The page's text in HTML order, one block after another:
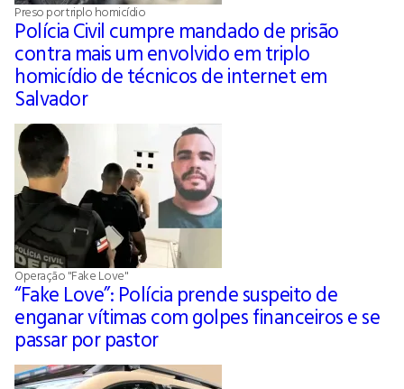
Preso por triplo homicídio
Polícia Civil cumpre mandado de prisão
contra mais um envolvido em triplo
homicídio de técnicos de internet em
Salvador
Operação "Fake Love"
“Fake Love”: Polícia prende suspeito de
enganar vítimas com golpes financeiros e se
passar por pastor